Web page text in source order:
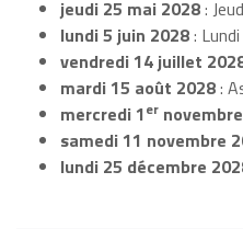
jeudi 25 mai 2028:
lundi 5 juin 2028:
vendredi 14 juillet
mardi 15 août 2028:
mercredi 1er
samedi 11 novembre
lundi 25 décembre